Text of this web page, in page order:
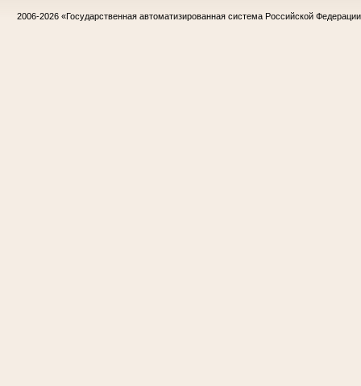
2006-2026 «Государственная автоматизированная система Российской